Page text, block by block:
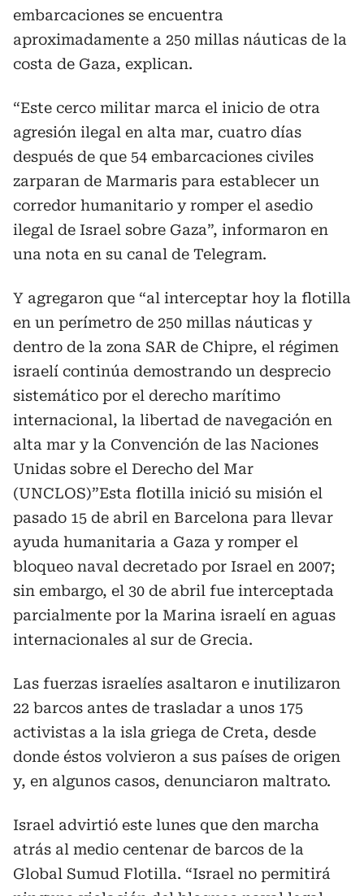
embarcaciones se encuentra
aproximadamente a 250 millas náuticas de la
costa de Gaza, explican.
“Este cerco militar marca el inicio de otra
agresión ilegal en alta mar, cuatro días
después de que 54 embarcaciones civiles
zarparan de Marmaris para establecer un
corredor humanitario y romper el asedio
ilegal de Israel sobre Gaza”, informaron en
una nota en su canal de Telegram.
Y agregaron que “al interceptar hoy la flotilla
en un perímetro de 250 millas náuticas y
dentro de la zona SAR de Chipre, el régimen
israelí continúa demostrando un desprecio
sistemático por el derecho marítimo
internacional, la libertad de navegación en
alta mar y la Convención de las Naciones
Unidas sobre el Derecho del Mar
(UNCLOS)”Esta flotilla inició su misión el
pasado 15 de abril en Barcelona para llevar
ayuda humanitaria a Gaza y romper el
bloqueo naval decretado por Israel en 2007;
sin embargo, el 30 de abril fue interceptada
parcialmente por la Marina israelí en aguas
internacionales al sur de Grecia.
Las fuerzas israelíes asaltaron e inutilizaron
22 barcos antes de trasladar a unos 175
activistas a la isla griega de Creta, desde
donde éstos volvieron a sus países de origen
y, en algunos casos, denunciaron maltrato.
Israel advirtió este lunes que den marcha
atrás al medio centenar de barcos de la
Global Sumud Flotilla. “Israel no permitirá